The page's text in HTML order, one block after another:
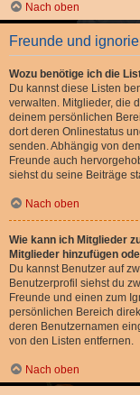
Nach oben
Freunde und
Wozu benötige ich die
Du kannst diese Listen
verwalten. Mitglieder, die
deinem persönlichen
dort deren Onlinestatus
senden. Abhängig von
Freunde auch
siehst du seine Beiträge
Nach oben
Wie kann ich Mitglieder
Mitglieder hinzufügen
Du kannst Benutzer auf
Benutzerprofil siehst du
Freunde und einen zum
persönlichen Bereich
deren Benutzernamen
von den Listen entfernen.
Nach oben